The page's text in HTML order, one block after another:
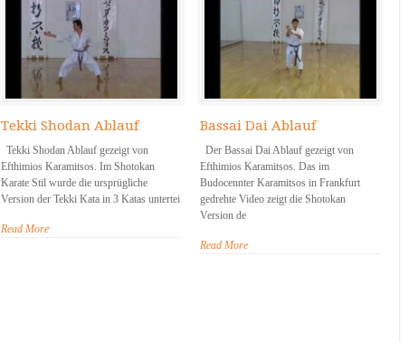
Tekki Shodan Ablauf
Tekki Shodan Ablauf gezeigt von
Efthimios Karamitsos. Im Shotokan
Karate Stil wurde die ursprügliche
Version der Tekki Kata in 3 Katas untertei
Read More
Bassai Dai Ablauf
Der Bassai Dai Ablauf gezeigt von
Efthimios Karamitsos. Das im
Budocennter Karamitsos in Frankfurt
gedrehte Video zeigt die Shotokan
Version de
Read More